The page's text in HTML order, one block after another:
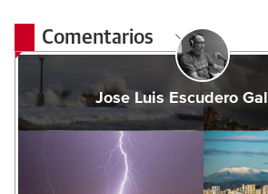
Comentarios
Jose Luis Escudero